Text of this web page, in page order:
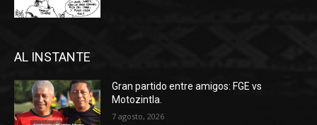
AL INSTANTE
Gran partido entre amigos: FGE vs
Motozintla.
7 agosto, 2026